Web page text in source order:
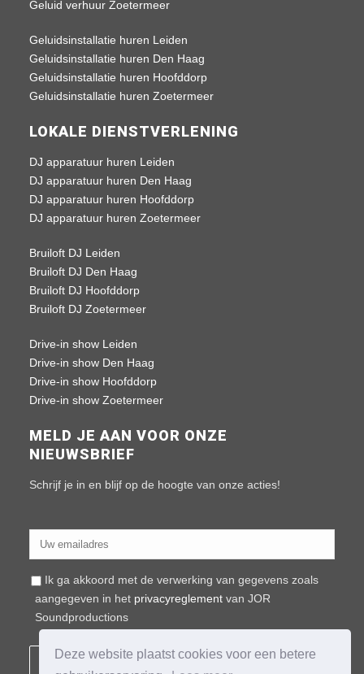
Deze website plaatst cookies voor een betere
Geluid verhuur Zoetermeer
Geluidsinstallatie huren Leiden
Geluidsinstallatie huren Den Haag
Geluidsinstallatie huren Hoofddorp
Geluidsinstallatie huren Zoetermeer
LOKALE DIENSTVERLENING
DJ apparatuur huren Leiden
DJ apparatuur huren Den Haag
DJ apparatuur huren Hoofddorp
DJ apparatuur huren Zoetermeer
Bruiloft DJ Leiden
Bruiloft DJ Den Haag
Bruiloft DJ Hoofddorp
Bruiloft DJ Zoetermeer
Drive-in show Leiden
Drive-in show Den Haag
Drive-in show Hoofddorp
Drive-in show Zoetermeer
MELD JE AAN VOOR ONZE
NIEUWSBRIEF
Schrijf je in en blijf op de hoogte van onze acties!
Ik ga akkoord met de verwerking van gegevens zoals
aangegeven in het privacyreglement van JOR
Soundproductions